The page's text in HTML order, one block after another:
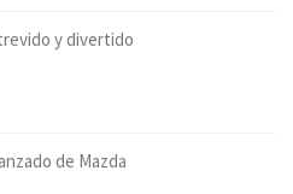
y divertido
de Mazda